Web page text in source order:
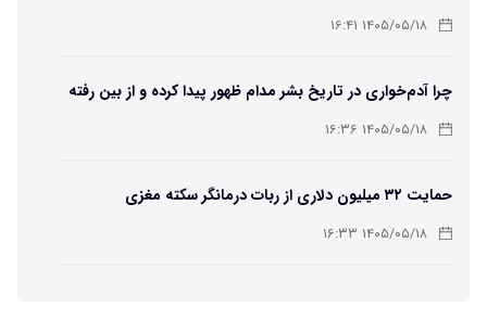
مسیر تکامل را عوض کرد!
۱۴۰۵/۰۵/۱۸ ۱۶:۴۱
چرا آدم‌خواری در تاریخ بشر مدام ظهور پیدا کرده و از بین رفته
است؟۱۴۰۵/۰۵/۱۸ ۱۶:۳۶
حمایت ۳۲ میلیون دلاری از ربات درمانگر سکته مغزی
۱۴۰۵/۰۵/۱۸ ۱۶:۳۳